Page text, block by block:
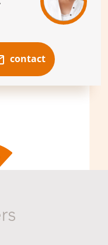
contact